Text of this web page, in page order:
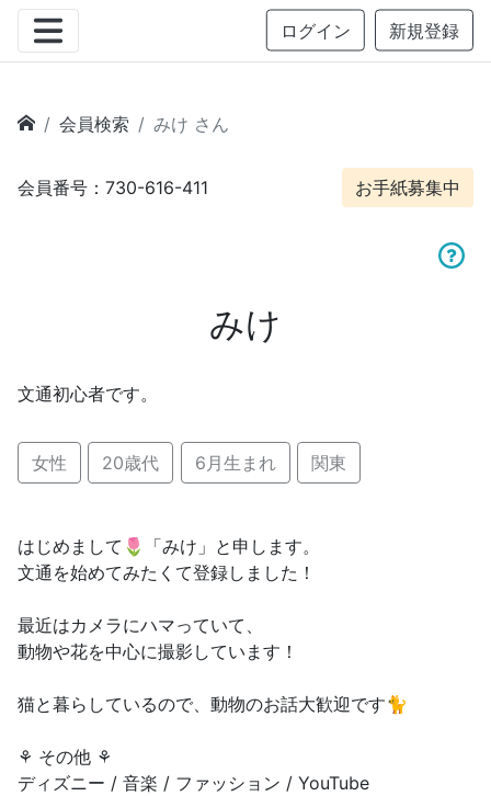
ログイン 新規登録
会員検索 みけ さん
会員番号：730-616-411 お手紙募集中
みけ
文通初心者です。
女性 20歳代 6月生まれ 関東
はじめまして🌷「みけ」と申します。
文通を始めてみたくて登録しました！
最近はカメラにハマっていて、
動物や花を中心に撮影しています！
猫と暮らしているので、動物のお話大歓迎です🐈
⚘ その他 ⚘
ディズニー / 音楽 / ファッション / YouTube